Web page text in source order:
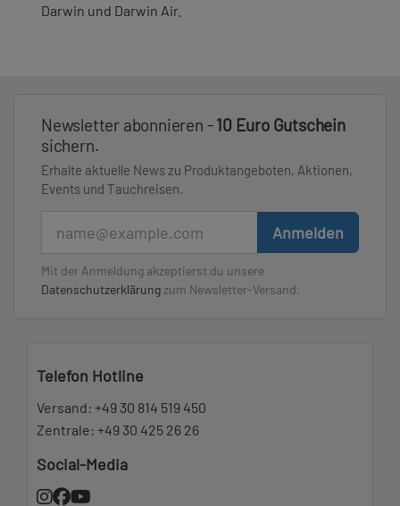
Darwin und Darwin Air.
Newsletter abonnieren -10 Euro Gutschein
sichern.
Erhalte aktuelle News zu Produktangeboten, Aktionen,
Events und Tauchreisen.
Anmelden
Mit der Anmeldung akzeptierst du unsere
Datenschutzerklärung zum Newsletter-Versand.
Telefon Hotline
Versand: +49 30 814 519 450
Zentrale: +49 30 425 26 26
Social-Media